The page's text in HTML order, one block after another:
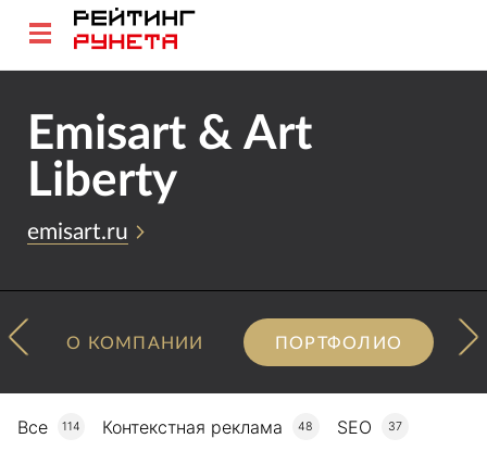
Emisart & Art
Liberty
emisart.ru
О КОМПАНИИ ПОРТФОЛИО
Все 114 Контекстная реклама 48 SEO 37